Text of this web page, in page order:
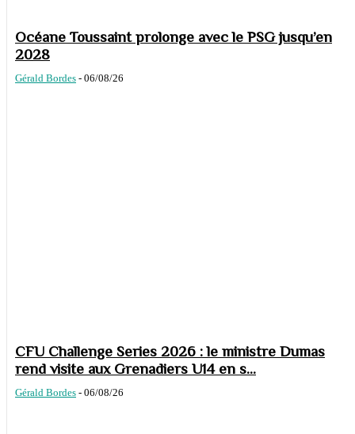
Océane Toussaint prolonge avec le PSG jusqu’en
2028
Gérald Bordes - 06/08/26
CFU Challenge Series 2026 : le ministre Dumas
rend visite aux Grenadiers U14 en s...
Gérald Bordes - 06/08/26